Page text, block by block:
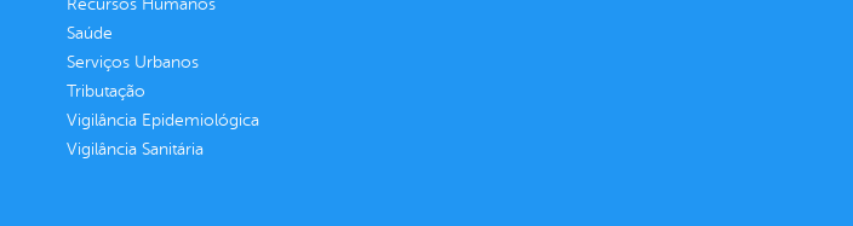
Recursos Humanos
Saúde
Serviços Urbanos
Tributação
Vigilância Epidemiológica
Vigilância Sanitária